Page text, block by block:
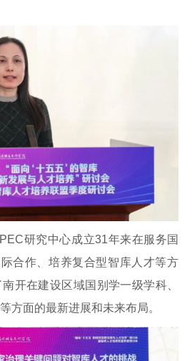
研究中心成立31年来在服务国
合作、培养复合型智库人才等方
开在建设区域国别学一级学科、
方面的最新进展和未来布局。